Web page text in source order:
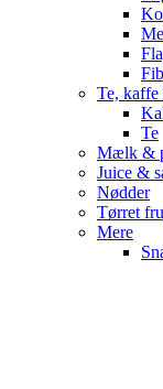
Te,
Te
Mælk &
Juice &
Nødder
Tørret
Mere